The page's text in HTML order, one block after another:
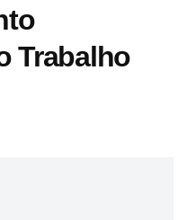
Trabalho